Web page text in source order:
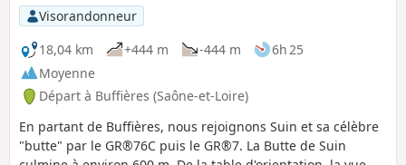
Visorandonneur
18,04 km
+444 m -444 m
6h 25
Moyenne
Départ à Buffières (Saône-et-Loire)
En partant de Buffières, nous rejoignons Suin et sa célèbre
"butte" par le GR®76C puis le GR®7. La Butte de Suin